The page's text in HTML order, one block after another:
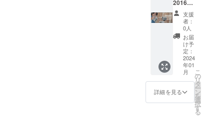
交通費
はお客
様にて
各自ご
負担く
ださ
い。
415ml)
× 2ヶ 催
行時
期：
2023年
12月以
欄に
て、グ
ラスに
トした
い内容
体
『チー
ム森び
と』の
WEBサ
イトか
らご覧
くださ
い。
https://
www.te
ammori
のデザ
インで
はござ
いませ
ん。あ
くまで
も"名入
れ"の範
疇とな
りま
す。) ブ
レンド
2016年
に京都
で開業
して以
来、小
さな
コー
ヒース
タンド
から滋
賀移住
後の古
民家
ブック
支援
者：
0人
お届
け予
定：
2024
年01
月
詳細を見る
こ
の
リ
タ
ー
ン
を
選
択
す
る